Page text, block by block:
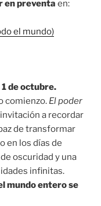
en preventa en:
el mundo)
de octubre.
comienzo. El poder
a recordar
de transformar
en los días de
oscuridad y una
infinitas.
mundo entero se